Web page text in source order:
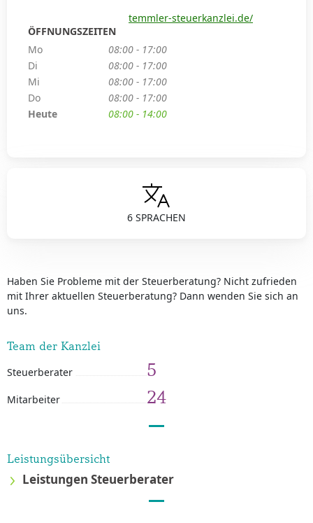
6 SPRACHEN
Haben Sie Probleme mit der Steuerberatung? Nicht zufrieden
mit Ihrer aktuellen Steuerberatung? Dann wenden Sie sich an
uns.
Team der Kanzlei
Steuerberater 5
Mitarbeiter 24
Leistungsübersicht
Leistungen Steuerberater
temmler-steuerkanzlei.de/
ÖFFNUNGSZEITEN
Mo
08:00 - 17:00
Di
08:00 - 17:00
Mi
08:00 - 17:00
Do
08:00 - 17:00
Heute
08:00 - 14:00